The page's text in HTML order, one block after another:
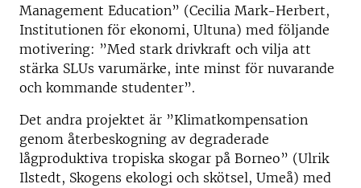
Management Education” (Cecilia Mark-Herbert,
Institutionen för ekonomi, Ultuna) med följande
motivering: ”Med stark drivkraft och vilja att
stärka SLUs varumärke, inte minst för nuvarande
och kommande studenter”.
Det andra projektet är ”Klimatkompensation
genom återbeskogning av degraderade
lågproduktiva tropiska skogar på Borneo” (Ulrik
Ilstedt, Skogens ekologi och skötsel, Umeå) med